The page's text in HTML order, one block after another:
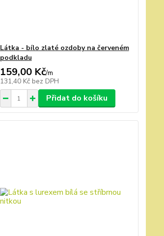
Látka - bílo zlaté ozdoby na červeném
podkladu
159,00 Kč/m
131,40 Kč bez DPH
Přidat do košíku